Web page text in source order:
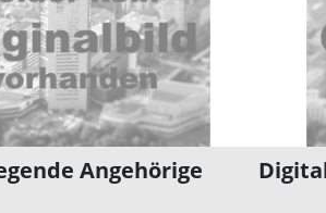
Angehörige